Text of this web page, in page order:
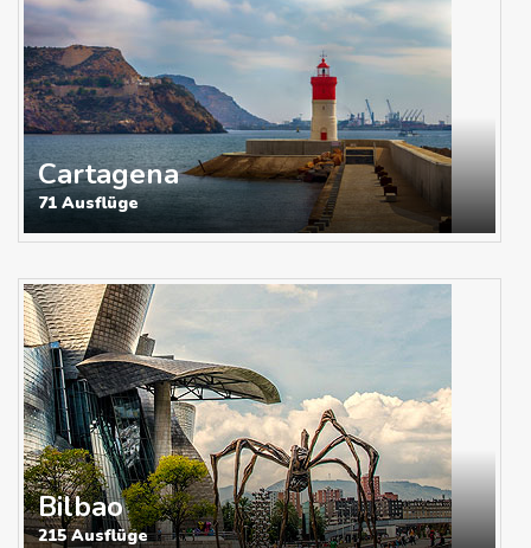
Cartagena
71 Ausflüge
Bilbao
215 Ausflüge